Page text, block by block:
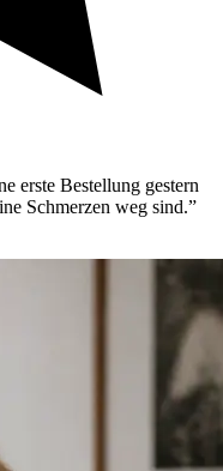
erste Bestellung gestern
Schmerzen weg sind.”